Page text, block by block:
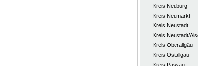
Kreis Neuburg
Kreis Neumarkt
Kreis Neustadt
Kreis Neustadt/
Kreis Oberallgäu
Kreis Ostallgäu
Kreis Passau